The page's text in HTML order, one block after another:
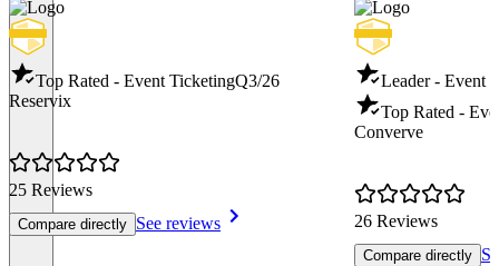
Top Rated - Event TicketingQ3/26
Reservix
25 Reviews
Compare directly See reviews
Leader - Event
Top Rated -
Converve
26 Reviews
Compare directly